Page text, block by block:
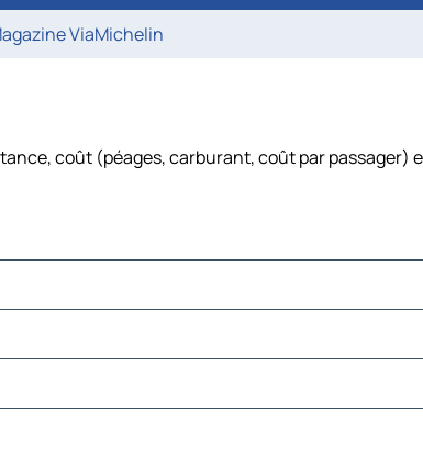
ViaMichelin
coût (péages, carburant, coût par passager)